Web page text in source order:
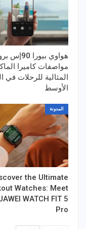
هواوي بيورا 90إس
مواصفات كاميرا
المثالية للرحلات في
الأوسط
المدونة
the Ultimate
Watches​: Meet
WATCH FIT 5
Pro